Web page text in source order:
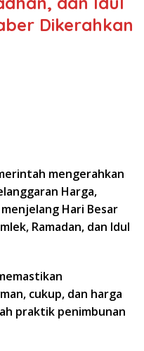
Dikerahkan
mengerahkan
Harga,
Hari Besar
Ramadan, dan Idul
cukup, dan harga
praktik penimbunan